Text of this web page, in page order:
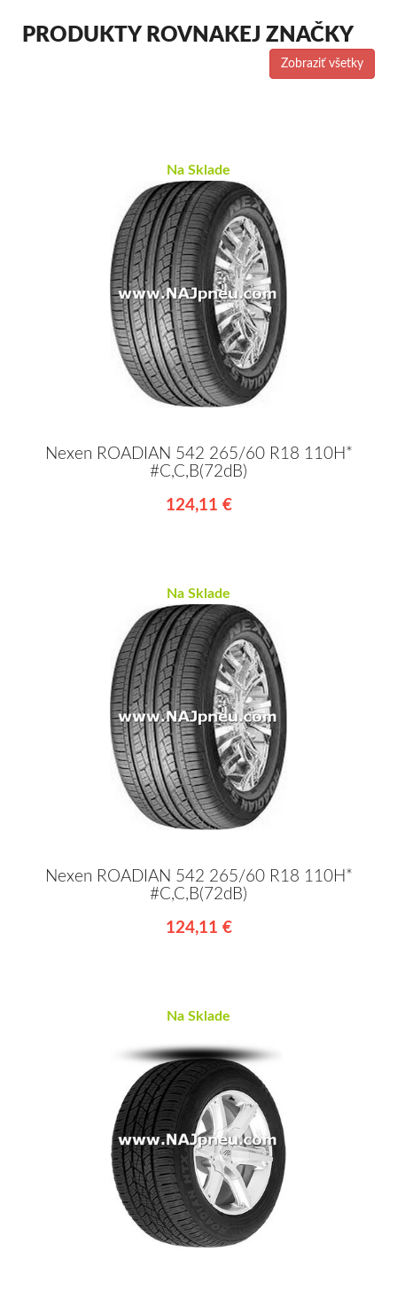
PRODUKTY ROVNAKEJ ZNAČKY
Zobraziť všetky
Na Sklade
Nexen ROADIAN 542 265/60 R18 110H*
#C,C,B(72dB)
124,11 €
Na Sklade
Nexen ROADIAN 542 265/60 R18 110H*
#C,C,B(72dB)
124,11 €
Na Sklade